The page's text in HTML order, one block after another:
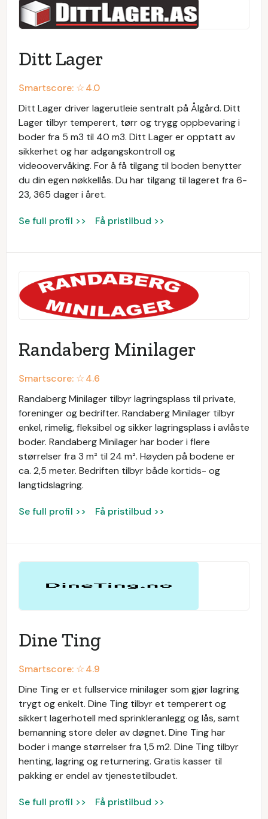
Ditt Lager
Smartscore: ☆4.0
Ditt Lager driver lagerutleie sentralt på Ålgård. Ditt
Lager tilbyr temperert, tørr og trygg oppbevaring i
boder fra 5 m3 til 40 m3. Ditt Lager er opptatt av
sikkerhet og har adgangskontroll og
videoovervåking. For å få tilgang til boden benytter
du din egen nøkkellås. Du har tilgang til lageret fra 6-
23, 365 dager i året.
Se full profil >> Få pristilbud >>
Randaberg Minilager
Smartscore: ☆4.6
Randaberg Minilager tilbyr lagringsplass til private,
foreninger og bedrifter. Randaberg Minilager tilbyr
enkel, rimelig, fleksibel og sikker lagringsplass i avlåste
boder. Randaberg Minilager har boder i flere
størrelser fra 3 m² til 24 m². Høyden på bodene er
ca. 2,5 meter. Bedriften tilbyr både kortids- og
langtidslagring.
Se full profil >> Få pristilbud >>
Dine Ting
Smartscore: ☆4.9
Dine Ting er et fullservice minilager som gjør lagring
trygt og enkelt. Dine Ting tilbyr et temperert og
sikkert lagerhotell med sprinkleranlegg og lås, samt
bemanning store deler av døgnet. Dine Ting har
boder i mange størrelser fra 1,5 m2. Dine Ting tilbyr
henting, lagring og returnering. Gratis kasser til
pakking er endel av tjenestetilbudet.
Se full profil >> Få pristilbud >>